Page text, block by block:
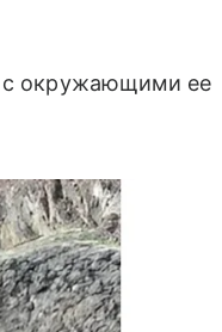
с окружающими ее